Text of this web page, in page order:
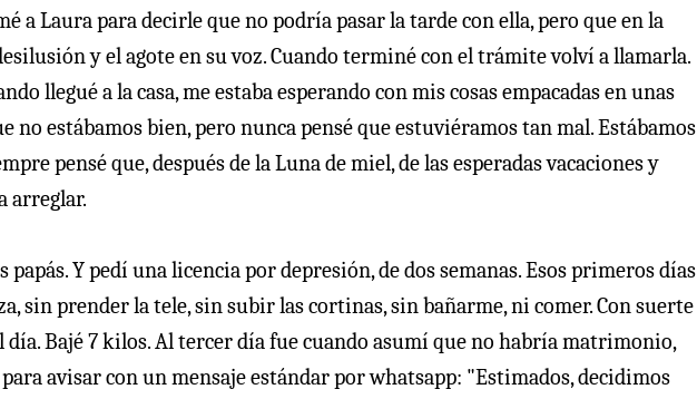
a Laura para decirle que no podría pasar la tarde con ella, pero que en la
y el agote en su voz. Cuando terminé con el trámite volví a llamarla.
llegué a la casa, me estaba esperando con mis cosas empacadas en unas
no estábamos bien, pero nunca pensé que estuviéramos tan mal. Estábamos
pensé que, después de la Luna de miel, de las esperadas vacaciones y
arreglar.
papás. Y pedí una licencia por depresión, de dos semanas. Esos primeros días
sin prender la tele, sin subir las cortinas, sin bañarme, ni comer. Con suerte
día. Bajé 7 kilos. Al tercer día fue cuando asumí que no habría matrimonio,
avisar con un mensaje estándar por whatsapp: "Estimados, decidimos